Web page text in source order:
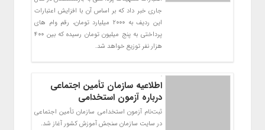
جاری خبر داد که بر اساس آن با افزایش اعتبارات
این ردیف به ۲۰۰۰ میلیارد تومان، رقم وام های
پرداختی به پنج میلیون تومان رسیده که بین ۴۰۰
هزار نفر توزیع خواهد شد.
اطلاعیه سازمان تأمین اجتماعی
درباره آزمون استخدامی
ثبت‌نام آزمون استخدامی سازمان تأمین اجتماعی
در سایت سازمان سنجش آموزش کشور آغاز شد.